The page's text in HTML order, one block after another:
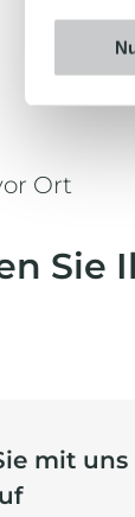
Ort
Sie
mit uns